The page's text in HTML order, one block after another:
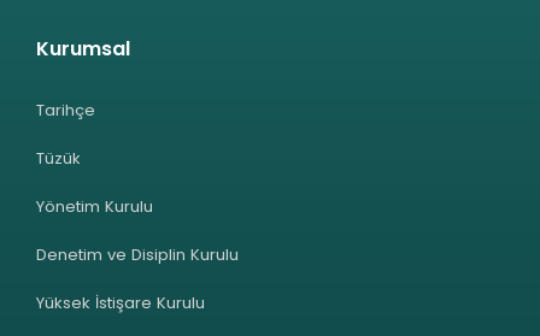
Kurumsal
Tarihçe
Tüzük
Yönetim Kurulu
Denetim ve Disiplin Kurulu
Yüksek İstişare Kurulu